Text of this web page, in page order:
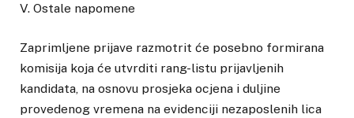
V. Ostale napomene
Zaprimljene prijave razmotrit će posebno formirana
komisija koja će utvrditi rang-listu prijavljenih
kandidata, na osnovu prosjeka ocjena i duljine
provedenog vremena na evidenciji nezaposlenih lica